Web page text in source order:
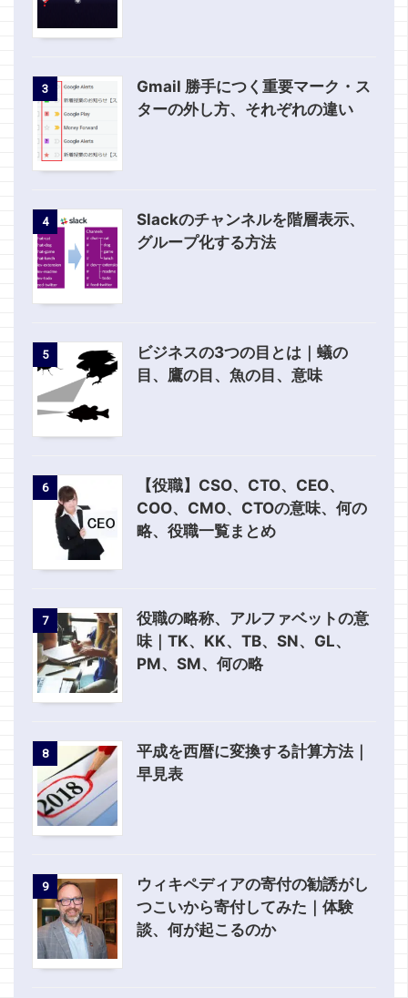
3
Gmail 勝手につく重要マーク・ス
ターの外し方、それぞれの違い
4
Slackのチャンネルを階層表示、
グループ化する方法
5
ビジネスの3つの目とは｜蟻の
目、鷹の目、魚の目、意味
6
【役職】CSO、CTO、CEO、
COO、CMO、CTOの意味、何の
略、役職一覧まとめ
7
役職の略称、アルファベットの意
味｜TK、KK、TB、SN、GL、
PM、SM、何の略
8
平成を西暦に変換する計算方法｜
早見表
9
ウィキペディアの寄付の勧誘がし
つこいから寄付してみた｜体験
談、何が起こるのか